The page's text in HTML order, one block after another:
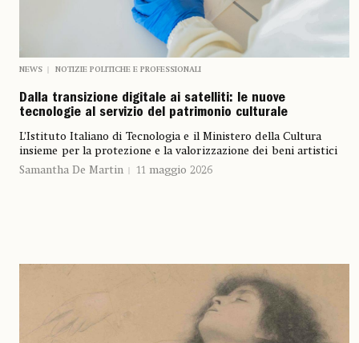
NEWS NOTIZIE POLITICHE E PROFESSIONALI
Dalla transizione digitale ai satelliti: le nuove
tecnologie al servizio del patrimonio culturale
L’Istituto Italiano di Tecnologia e il Ministero della Cultura
insieme per la protezione e la valorizzazione dei beni artistici
Samantha De Martin
11 maggio 2026